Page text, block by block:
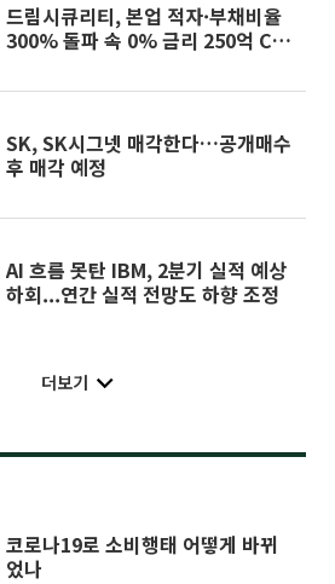
드림시큐리티, 본업 적자·부채비율
300% 돌파 속 0% 금리 250억 CB
SK, SK시그넷 매각한다…공개매수
후 매각 예정
AI 흐름 못탄 IBM, 2분기 실적 예상
하회...연간 실적 전망도 하향 조정
더보기
코로나19로 소비행태 어떻게 바뀌
었나